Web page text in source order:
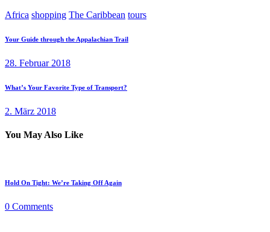
Africa shopping The Caribbean tours
Beitragsnavigation
Previous
Your Guide through the Appalachian Trail
28. Februar 2018
Next
What’s Your Favorite Type of Transport?
2. März 2018
You May Also Like
Hold On Tight: We’re Taking Off Again
0 Comments